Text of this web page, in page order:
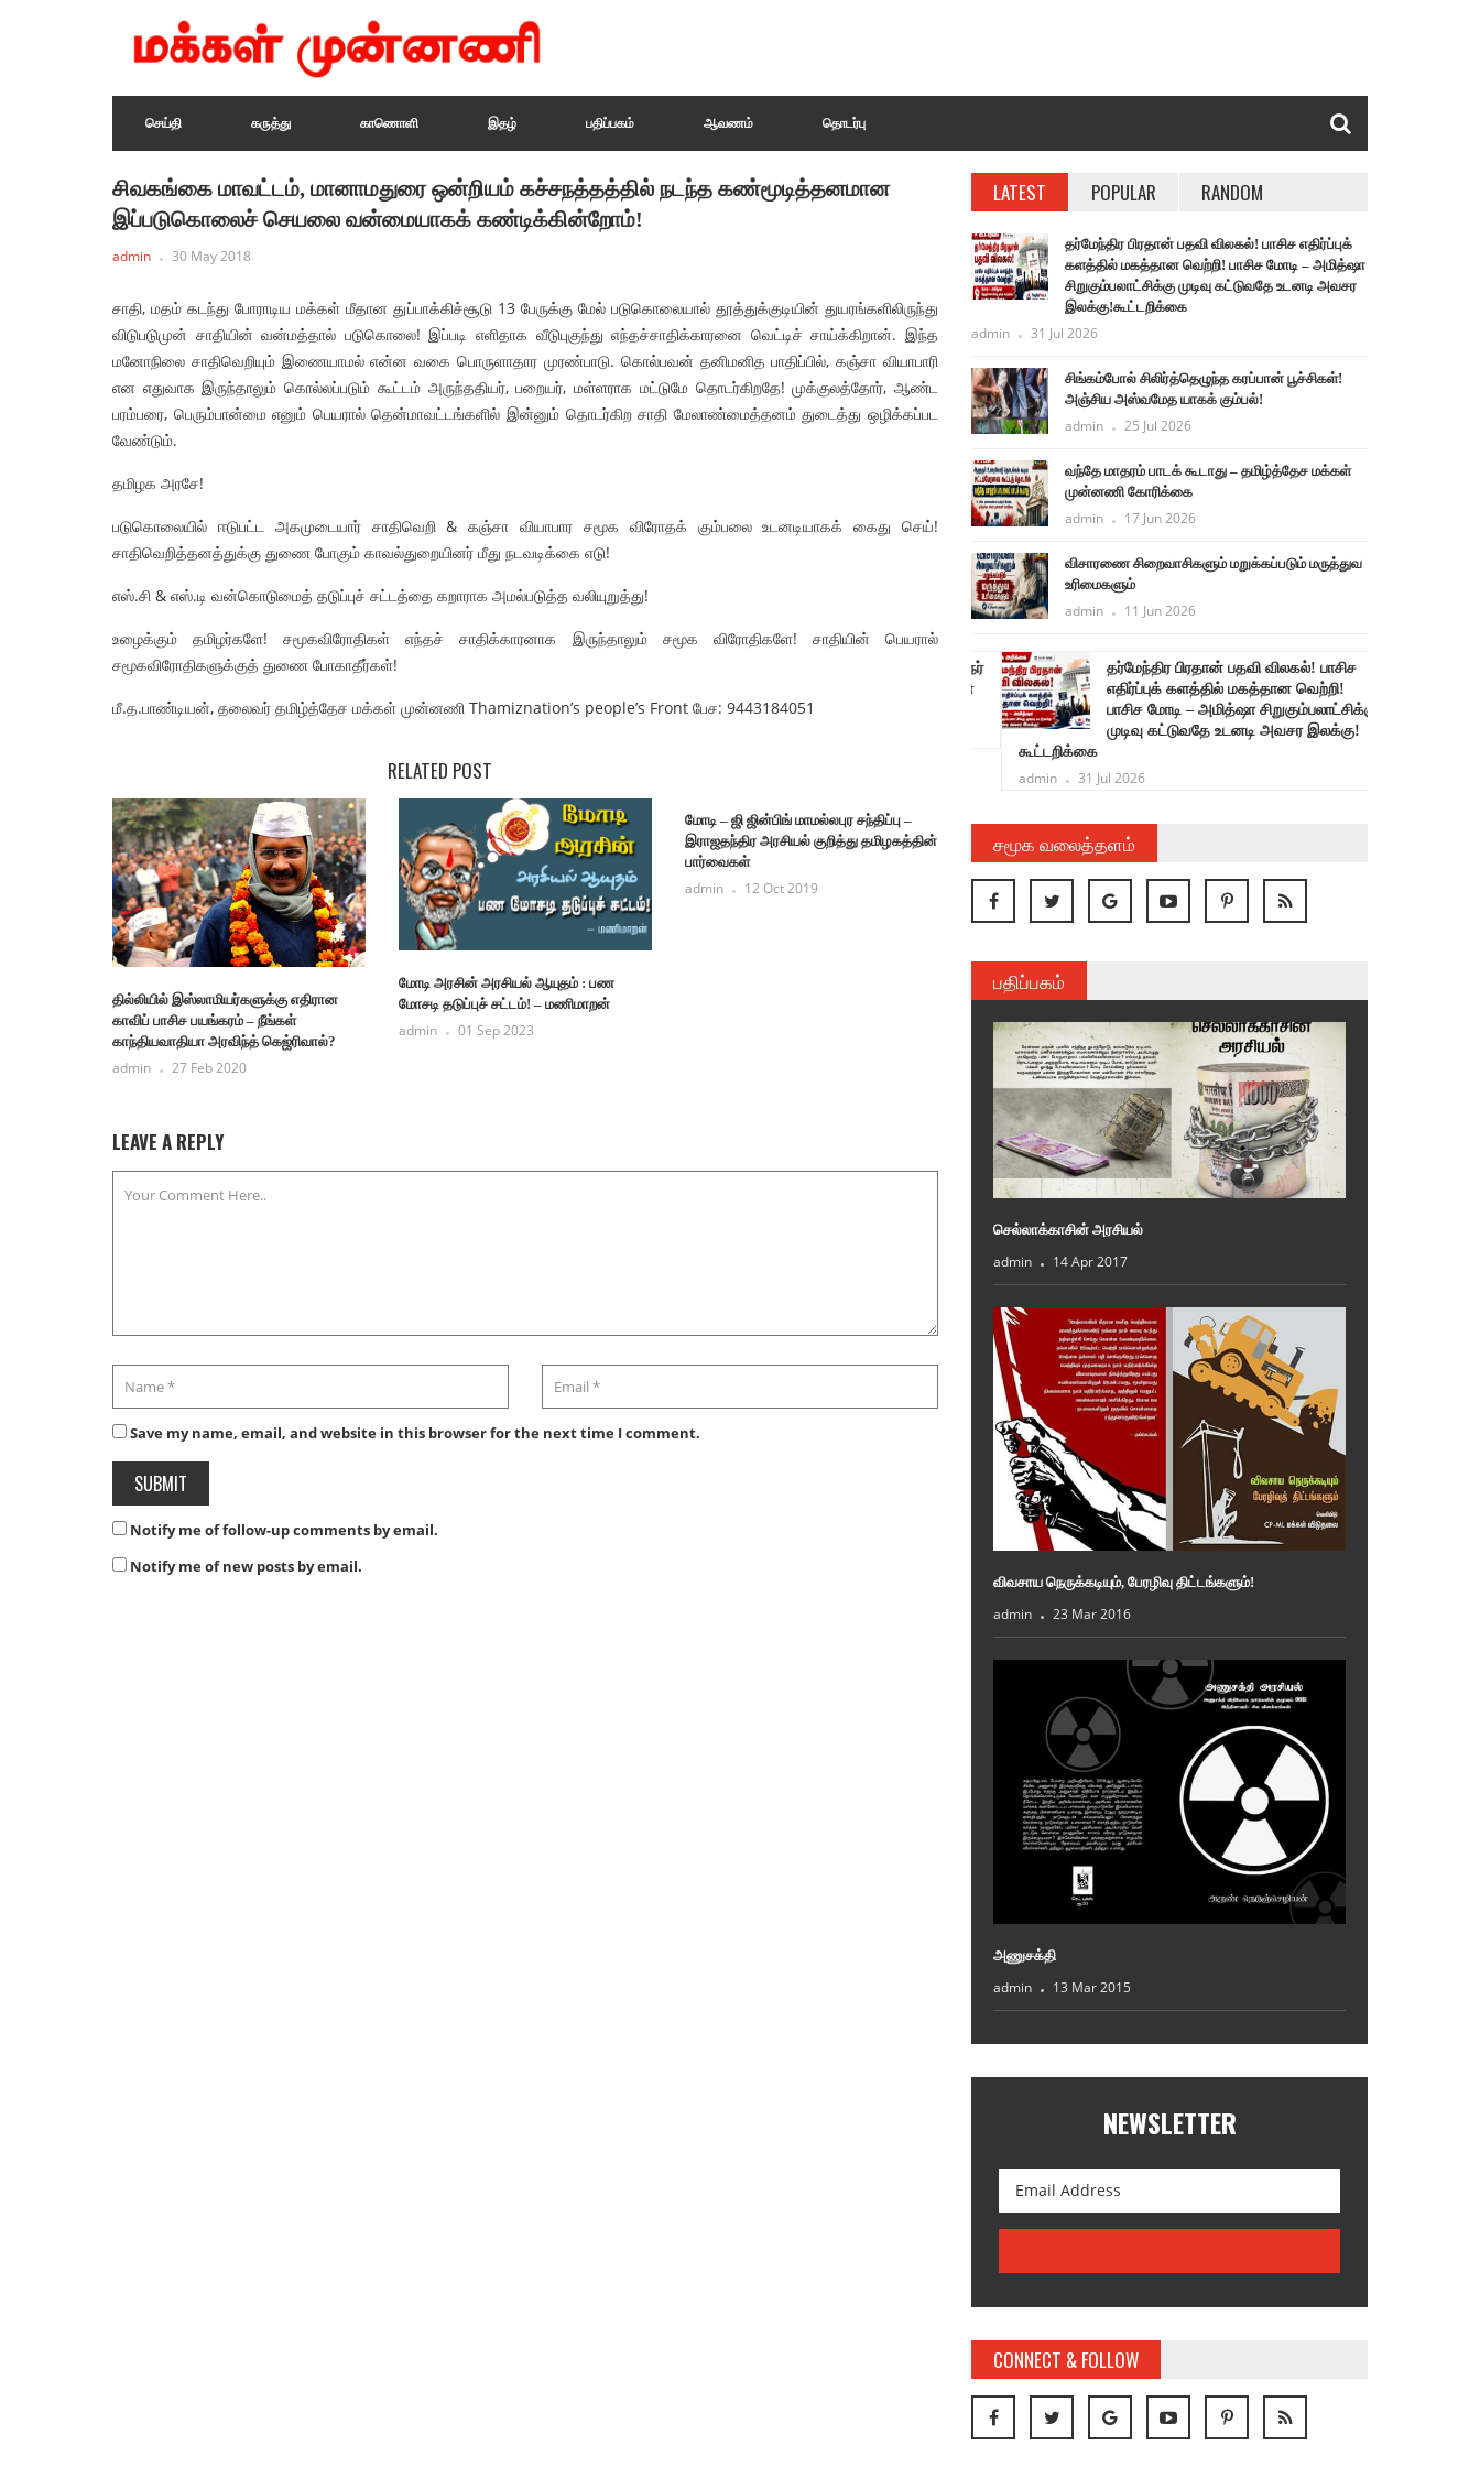
செய்தி கருத்து காணொளி இதழ் பதிப்பகம் ஆவணம் தொடர்பு
சிவகங்கை மாவட்டம், மானாமதுரை ஒன்றியம் கச்சநத்தத்தில் நடந்த கண்மூடித்தனமான
இப்படுகொலைச் செயலை வன்மையாகக் கண்டிக்கின்றோம்!
admin 30 May 2018
சாதி, மதம் கடந்து போராடிய மக்கள் மீதான துப்பாக்கிச்சூடு 13 பேருக்கு மேல் படுகொலையால் தூத்துக்குடியின் துயரங்களிலிருந்து
விடுபடுமுன் சாதியின் வன்மத்தால் படுகொலை! இப்படி எளிதாக வீடுபுகுந்து எந்தச்சாதிக்காரனை வெட்டிச் சாய்க்கிறான். இந்த
மனோநிலை சாதிவெறியும் இணையாமல் என்ன வகை பொருளாதார முரண்பாடு. கொல்பவன் தனிமனித பாதிப்பில், கஞ்சா வியாபாரி
என எதுவாக இருந்தாலும் கொல்லப்படும் கூட்டம் அருந்ததியர், பறையர், மள்ளராக மட்டுமே தொடர்கிறதே! முக்குலத்தோர், ஆண்ட
பரம்பரை, பெரும்பான்மை எனும் பெயரால் தென்மாவட்டங்களில் இன்னும் தொடர்கிற சாதி மேலாண்மைத்தனம் துடைத்து ஒழிக்கப்பட
வேண்டும்.
தமிழக அரசே!
படுகொலையில் ஈடுபட்ட அகமுடையார் சாதிவெறி & கஞ்சா வியாபார சமூக விரோதக் கும்பலை உடனடியாகக் கைது செய்!
சாதிவெறித்தனத்துக்கு துணை போகும் காவல்துறையினர் மீது நடவடிக்கை எடு!
எஸ்.சி & எஸ்.டி வன்கொடுமைத் தடுப்புச் சட்டத்தை கறாராக அமல்படுத்த வலியுறுத்து!
உழைக்கும் தமிழர்களே! சமூகவிரோதிகள் எந்தச் சாதிக்காரனாக இருந்தாலும் சமூக விரோதிகளே! சாதியின் பெயரால்
சமூகவிரோதிகளுக்குத் துணை போகாதீர்கள்!
மீ.த.பாண்டியன், தலைவர் தமிழ்த்தேச மக்கள் முன்னணி Thamiznation’s people’s Front பேச: 9443184051
RELATED POST
தில்லியில் இஸ்லாமியர்களுக்கு எதிரான
காவிப் பாசிச பயங்கரம் – நீங்கள்
காந்தியவாதியா அரவிந்த் கெஜ்ரிவால்?
admin 27 Feb 2020
மோடி அரசின் அரசியல் ஆயுதம் : பண
மோசடி தடுப்புச் சட்டம்! – மணிமாறன்
admin 01 Sep 2023
மோடி – ஜி ஜின்பிங் மாமல்லபுர சந்திப்பு –
இராஜதந்திர அரசியல் குறித்து தமிழகத்தின்
பார்வைகள்
admin 12 Oct 2019
LEAVE A REPLY
Save my name, email, and website in this browser for the next time I comment.
Notify me of follow-up comments by email.
Notify me of new posts by email.
LATEST POPULAR RANDOM
தர்மேந்திர பிரதான் பதவி விலகல்! பாசிச எதிர்ப்புக்
களத்தில் மகத்தான வெற்றி! பாசிச மோடி – அமித்ஷா
சிறுகும்பலாட்சிக்கு முடிவு கட்டுவதே உடனடி அவசர
இலக்கு!கூட்டறிக்கை
admin 31 Jul 2026
சிங்கம்போல் சிலிர்த்தெழுந்த கரப்பான் பூச்சிகள்!
அஞ்சிய அஸ்வமேத யாகக் கும்பல்!
admin 25 Jul 2026
வந்தே மாதரம் பாடக் கூடாது – தமிழ்த்தேச மக்கள்
முன்னணி கோரிக்கை
admin 17 Jun 2026
விசாரணை சிறைவாசிகளும் மறுக்கப்படும் மருத்துவ
உரிமைகளும்
admin 11 Jun 2026
தேர்தல்
சொல்லில் பாசிச எதிர்ப்பு! செயலில் பாயாசம்
admin 13 May 2026
நெடுஞ்செழியன்
தர்மேந்திர பிரதான் பதவி விலகல்! பாசிச
எதிர்ப்புக் களத்தில் மகத்தான வெற்றி!
பாசிச மோடி – அமித்ஷா சிறுகும்பலாட்சிக்கு
முடிவு கட்டுவதே உடனடி அவசர இலக்கு!
கூட்டறிக்கை
admin 31 Jul 2026
சமூக வலைத்தளம்
பதிப்பகம்
செல்லாக்காசின் அரசியல்
admin 14 Apr 2017
விவசாய நெருக்கடியும், பேரழிவு திட்டங்களும்!
admin 23 Mar 2016
அணுசக்தி
admin 13 Mar 2015
NEWSLETTER
CONNECT & FOLLOW